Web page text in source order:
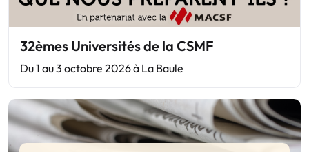
32èmes Universités de la CSMF
Du 1 au 3 octobre 2026 à La Baule